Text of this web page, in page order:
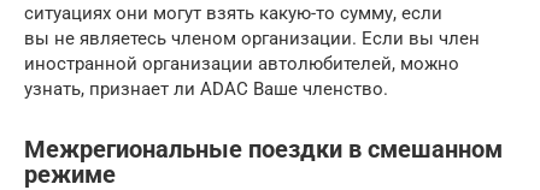
ситуациях они могут взять какую-то сумму, если
вы не являетесь членом организации. Если вы член
иностранной организации автолюбителей, можно
узнать, признает ли ADAC Ваше членство.
Межрегиональные поездки в смешанном
режиме